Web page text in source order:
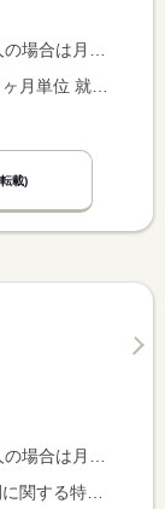
額を表示しています。
載)
額を表示しています。